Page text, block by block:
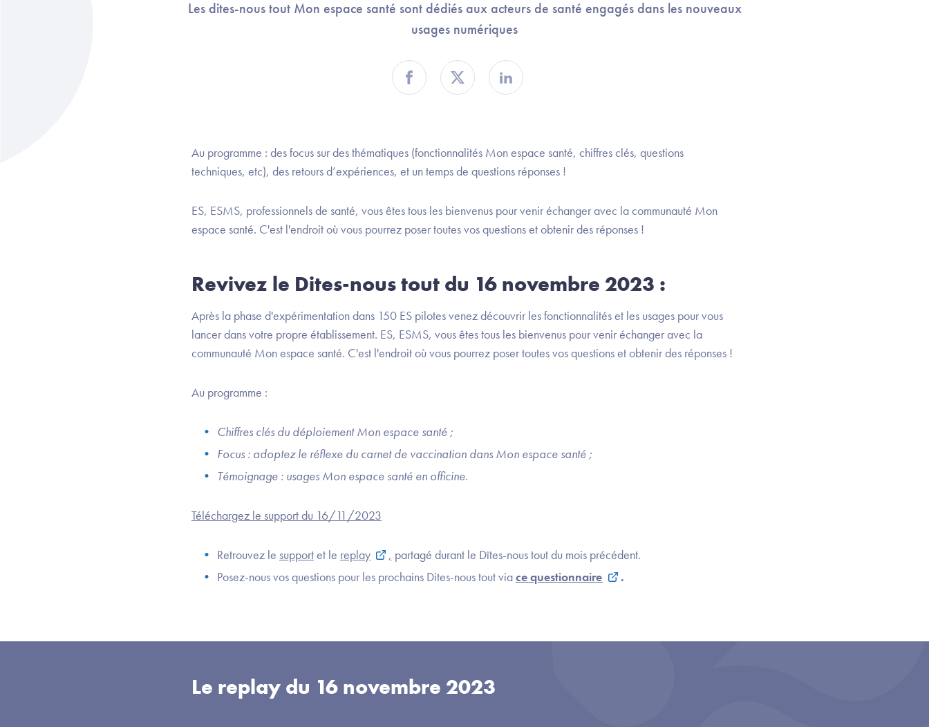
Les dites-nous tout Mon espace santé sont dédiés aux acteurs de santé engagés dans les nouveaux
usages numériques
Partager sur Facebook
Partager sur TwitterPartager sur Linkedin
Au programme : des focus sur des thématiques (fonctionnalités Mon espace santé, chiffres clés, questions
techniques, etc), des retours d’expériences, et un temps de questions réponses !
ES, ESMS, professionnels de santé, vous êtes tous les bienvenus pour venir échanger avec la communauté Mon
espace santé. C'est l'endroit où vous pourrez poser toutes vos questions et obtenir des réponses !
Revivez le Dites-nous tout du 16 novembre 2023 :
Après la phase d'expérimentation dans 150 ES pilotes venez découvrir les fonctionnalités et les usages pour vous
lancer dans votre propre établissement. ES, ESMS, vous êtes tous les bienvenus pour venir échanger avec la
communauté Mon espace santé. C'est l'endroit où vous pourrez poser toutes vos questions et obtenir des réponses !
Au programme :
Chiffres clés du déploiement Mon espace santé ;
Focus : adoptez le réflexe du carnet de vaccination dans Mon espace santé ;
Témoignage : usages Mon espace santé en officine.
Téléchargez le support du 16/11/2023
Retrouvez le supportet le replay , partagé durant le Dîtes-nous tout du mois précédent.
Posez-nous vos questions pour les prochains Dites-nous tout viace questionnaire .
Le replay du 16 novembre 2023